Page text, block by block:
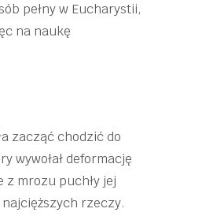
pełny w Eucharystii,
na naukę
zacząć chodzić do
wywołał deformację
z mrozu puchły jej
rzeczy.